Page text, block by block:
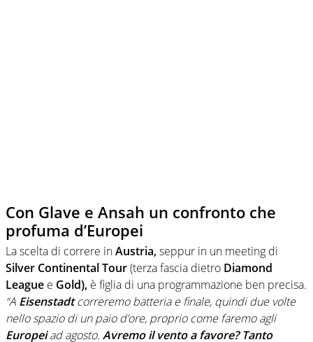
Con Glave e Ansah un confronto che
profuma d’Europei
La scelta di correre inAustria,seppur in un meeting di
Silver Continental Tour(terza fascia dietro Diamond
League e Gold), è figlia di una programmazione ben precisa.
“A Eisenstadtcorreremo batteria e finale, quindi due volte
nello spazio di un paio d’ore, proprio come faremo agli
Europeiad agosto. Avremo il vento a favore? Tanto